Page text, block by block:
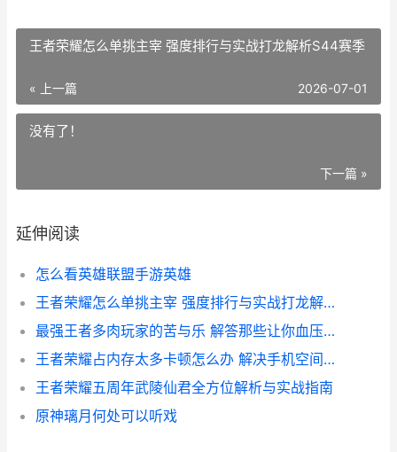
王者荣耀怎么单挑主宰 强度排行与实战打龙解析S44赛季
« 上一篇 2026-07-01
没有了！
下一篇 »
延伸阅读
怎么看英雄联盟手游英雄
王者荣耀怎么单挑主宰 强度排行与实战打龙解析S44赛季
最强王者多肉玩家的苦与乐 解答那些让你血压飙升的问题
王者荣耀占内存太多卡顿怎么办 解决手机空间不足的实用指南
王者荣耀五周年武陵仙君全方位解析与实战指南
原神璃月何处可以听戏